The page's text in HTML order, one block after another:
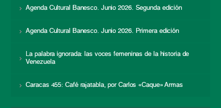
Agenda Cultural Banesco. Junio 2026. Segunda edición
Agenda Cultural Banesco. Junio 2026. Primera edición
La palabra ignorada: las voces femeninas de la historia de
Venezuela
Caracas 455: Café rajatabla, por Carlos «Caque» Armas